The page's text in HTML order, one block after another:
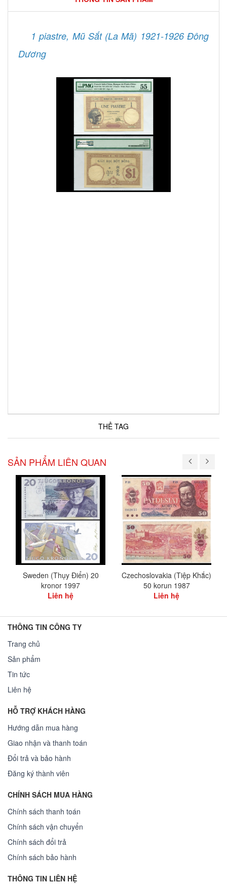
1 piastre, Mũ Sắt (La Mã) 1921-1926 Đông
Dương
THẺ TAG
SẢN PHẨM LIÊN QUAN
Sweden (Thụy Điển) 20
kronor 1997
Liên hệ
Czechoslovakia (Tiệp Khắc)
50 korun 1987
Liên hệ
THÔNG TIN CÔNG TY
Trang chủ
Sản phẩm
Tin tức
Liên hệ
HỖ TRỢ KHÁCH HÀNG
Hướng dẫn mua hàng
Giao nhận và thanh toán
Đổi trả và bảo hành
Đăng ký thành viên
CHÍNH SÁCH MUA HÀNG
Chính sách thanh toán
Chính sách vận chuyển
Chính sách đổi trả
Chính sách bảo hành
THÔNG TIN LIÊN HỆ